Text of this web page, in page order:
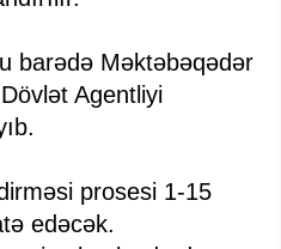
barədə Məktəbəqədər
Agentliyi
prosesi 1-15
edəcək.